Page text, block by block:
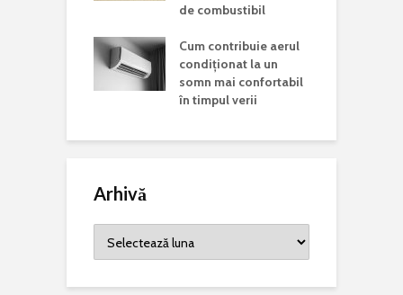
de combustibil
Cum contribuie aerul
condiționat la un
somn mai confortabil
în timpul verii
Arhivă